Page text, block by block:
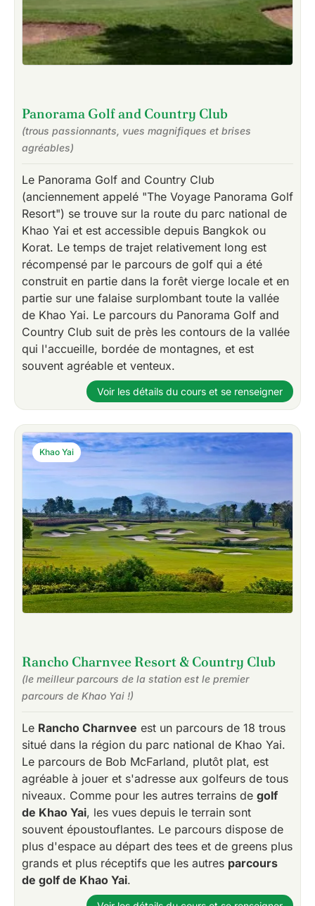
Panorama Golf and Country Club
(trous passionnants, vues magnifiques et brises
agréables)
Le Panorama Golf and Country Club
(anciennement appelé "The Voyage Panorama Golf
Resort") se trouve sur la route du parc national de
Khao Yai et est accessible depuis Bangkok ou
Korat. Le temps de trajet relativement long est
récompensé par le parcours de golf qui a été
construit en partie dans la forêt vierge locale et en
partie sur une falaise surplombant toute la vallée
de Khao Yai. Le parcours du Panorama Golf and
Country Club suit de près les contours de la vallée
qui l'accueille, bordée de montagnes, et est
souvent agréable et venteux.
Voir les détails du cours et se renseigner
Rancho Charnvee Resort & Country Club
(le meilleur parcours de la station est le premier
parcours de Khao Yai !)
Le Rancho Charnvee est un parcours de 18 trous
situé dans la région du parc national de Khao Yai.
Le parcours de Bob McFarland, plutôt plat, est
agréable à jouer et s'adresse aux golfeurs de tous
niveaux. Comme pour les autres terrains de golf
de Khao Yai, les vues depuis le terrain sont
souvent époustouflantes. Le parcours dispose de
plus d'espace au départ des tees et de greens plus
grands et plus réceptifs que les autres parcours
de golf de Khao Yai.
Khao Yai